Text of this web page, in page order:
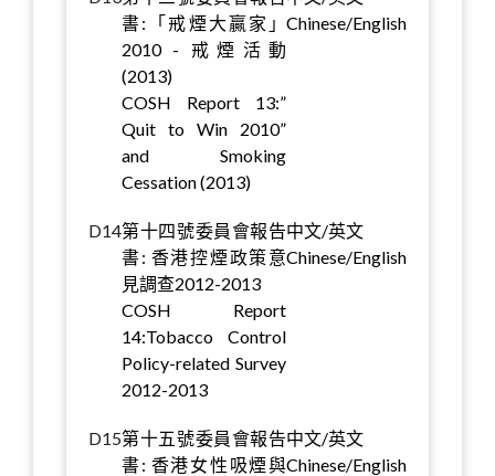
書:「戒煙大贏家」
2010 - 戒煙活動
(2013)
COSH Report 13:”
Quit to Win 2010”
and Smoking
Cessation (2013)
Chinese/English
D14第十四號委員會報告
書: 香港控煙政策意
見調查2012-2013
COSH Report
14:Tobacco Control
Policy-related Survey
2012-2013
中文/英文
Chinese/English
D15第十五號委員會報告
書: 香港女性吸煙與
中文/英文
Chinese/English